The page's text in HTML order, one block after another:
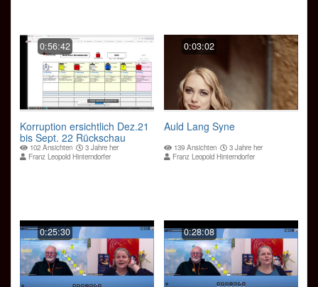
0:56:42
Korruption ersichtlich Dez.21
bis Sept. 22 Rückschau
102 Ansichten
3 Jahre her
Franz Leopold Hinterndorfer
0:03:02
Auld Lang Syne
139 Ansichten
3 Jahre her
Franz Leopold Hinterndorfer
0:25:30 0:28:08